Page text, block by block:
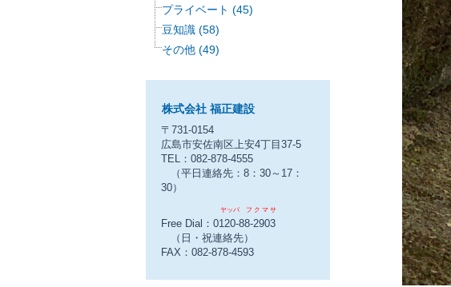
プライベート (45)
豆知識 (58)
その他 (49)
株式会社 福正建設
〒731-0154
広島市安佐南区上安4丁目37-5
TEL：082-878-4555
（平日連絡先：8：30～17：
30）
ヤッパ フ ク マ サ
Free Dial：0120-88-2903
（日・祝連絡先）
FAX：082-878-4593